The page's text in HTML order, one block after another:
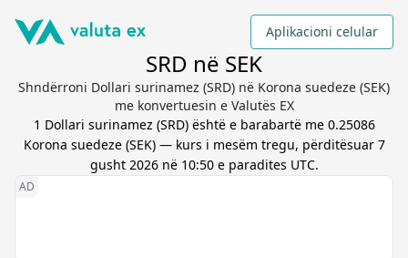
Aplikacioni celular
SRD në SEK
Shndërroni Dollari surinamez (SRD) në Korona suedeze (SEK)
me konvertuesin e Valutës EX
1 Dollari surinamez (SRD) është e barabartë me 0.25086
Korona suedeze(SEK) — kurs i mesëm tregu, përditësuar 7
gusht 2026 në 10:50 e paradites UTC.